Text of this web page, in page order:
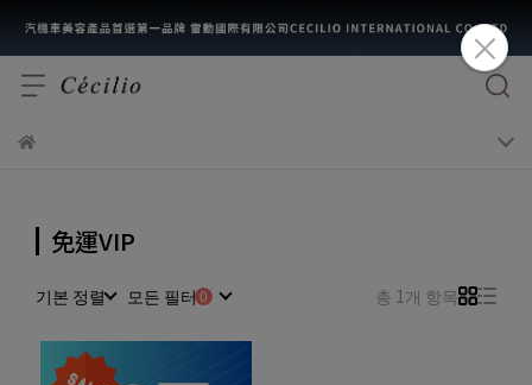
免運VIP
기본 정렬 모든 필터 총 1개 항목